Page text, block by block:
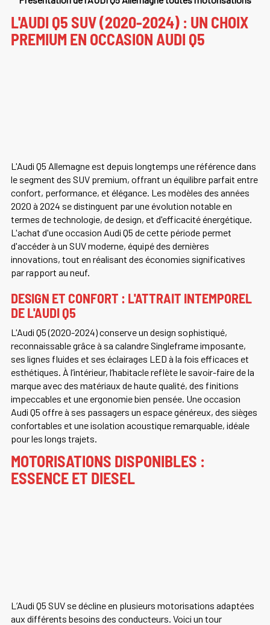
L'AUDI Q5 SUV (2020-2024) : UN CHOIX
PREMIUM EN OCCASION AUDI Q5
L'Audi Q5 Allemagne est depuis longtemps une référence dans
le segment des SUV premium, offrant un équilibre parfait entre
confort, performance, et élégance. Les modèles des années
2020 à 2024 se distinguent par une évolution notable en
termes de technologie, de design, et d'efficacité énergétique.
L'achat d'une occasion Audi Q5 de cette période permet
d'accéder à un SUV moderne, équipé des dernières
innovations, tout en réalisant des économies significatives
par rapport au neuf.
DESIGN ET CONFORT : L'ATTRAIT INTEMPOREL
DE L'AUDI Q5
L'Audi Q5 (2020-2024) conserve un design sophistiqué,
reconnaissable grâce à sa calandre Singleframe imposante,
ses lignes fluides et ses éclairages LED à la fois efficaces et
esthétiques. À l’intérieur, l’habitacle reflète le savoir-faire de la
marque avec des matériaux de haute qualité, des finitions
impeccables et une ergonomie bien pensée. Une occasion
Audi Q5 offre à ses passagers un espace généreux, des sièges
confortables et une isolation acoustique remarquable, idéale
pour les longs trajets.
MOTORISATIONS DISPONIBLES :
ESSENCE ET DIESEL
L’Audi Q5 SUV se décline en plusieurs motorisations adaptées
aux différents besoins des conducteurs. Voici un tour